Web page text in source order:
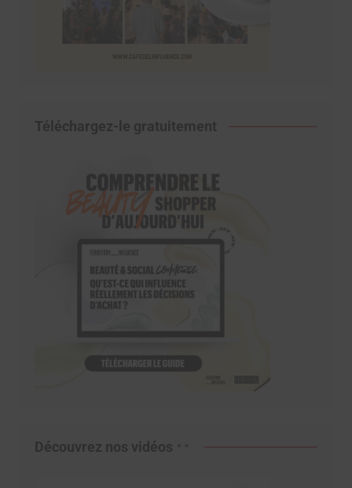
Téléchargez-le gratuitement
Découvrez nos vidéos